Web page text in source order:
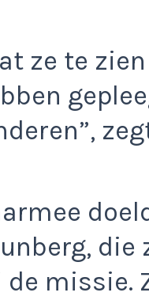
ze te
de missie.